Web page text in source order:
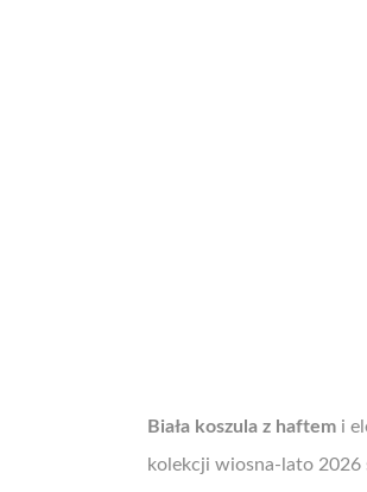
Biała koszula z haftem i
kolekcji wiosna-lato 2026